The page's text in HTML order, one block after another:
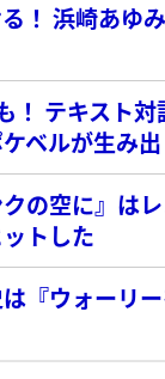
！ 浜崎あゆ
！ テキスト
ベルが生み
クの空に』は
トした
『ウォーリ